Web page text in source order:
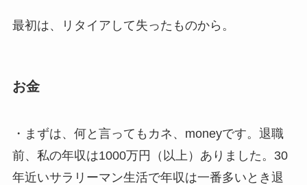
最初は、リタイアして失ったものから。
お金
・まずは、何と言ってもカネ、moneyです。退職
前、私の年収は1000万円（以上）ありました。30
年近いサラリーマン生活で年収は一番多いとき退